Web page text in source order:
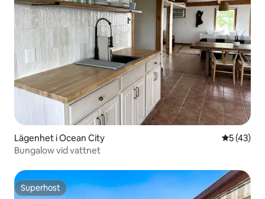
Lägenhet i Ocean City 5 av 5 i
5 (43)
Bungalow vid vattnet
Superhost
Superhost